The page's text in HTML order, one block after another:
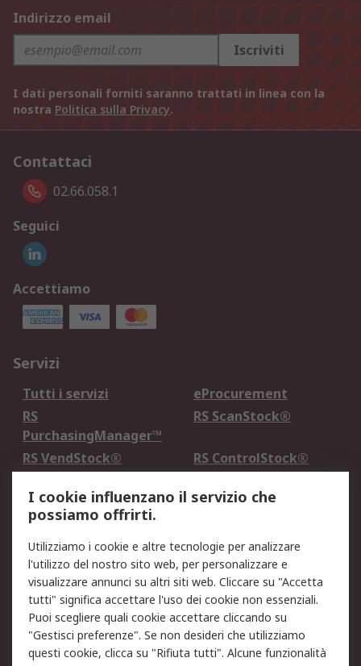
Indirizzo email
Iscriviti
I dati personali forniti saranno trattati in linea con la
nostra Politica sulla Privacy.
Contattaci
02.66.058.1
Seguici
Accettiamo
Servizi
Tutti i servizi
eProcurement
RS
PurchasingManager™
RS ScanStock®
RS VendStock®
RS ControlStock®
Legale
Informativa Cookie
Informativa Privacy -
Aggiornata
Email Security
Termini d'uso
Condizioni di vendita
Condizioni generali di
servizio
Etica e responsabilità
I cookie influenzano il servizio che
possiamo offrirti.
Utilizziamo i cookie e altre tecnologie per analizzare
l'utilizzo del nostro sito web, per personalizzare e
visualizzare annunci su altri siti web. Cliccare su "Accetta
tutti" significa accettare l'uso dei cookie non essenziali.
Puoi scegliere quali cookie accettare cliccando su
"Gestisci preferenze". Se non desideri che utilizziamo
questi cookie, clicca su "Rifiuta tutti". Alcune funzionalità